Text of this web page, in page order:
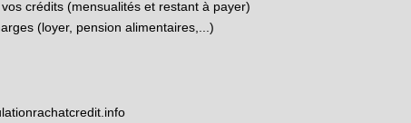
crédits (mensualités et restant à payer)
(loyer, pension alimentaires,...)